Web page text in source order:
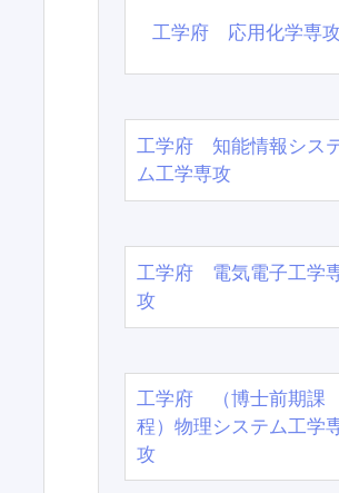
工学府 応用化学専
工学府 知能情報シス
ム工学専攻
工学府 電気電子工学
攻
工学府 （博士前期課
程）物理システム工学
攻